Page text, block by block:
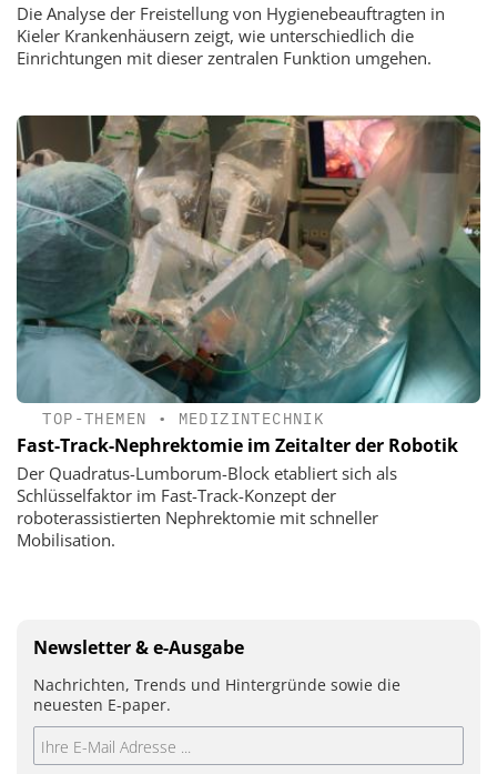
Die Analyse der Freistellung von Hygienebeauftragten in
Kieler Krankenhäusern zeigt, wie unterschiedlich die
Einrichtungen mit dieser zentralen Funktion umgehen.
TOP-THEMEN • MEDIZINTECHNIK
Fast-Track-Nephrektomie im Zeitalter der Robotik
Der Quadratus-Lumborum-Block etabliert sich als
Schlüsselfaktor im Fast-Track-Konzept der
roboterassistierten Nephrektomie mit schneller
Mobilisation.
Newsletter & e-Ausgabe
Nachrichten, Trends und Hintergründe sowie die
neuesten E-paper.